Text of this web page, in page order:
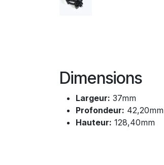
Dimensions
Largeur: 37mm
Profondeur: 42,20mm
Hauteur: 128,40mm